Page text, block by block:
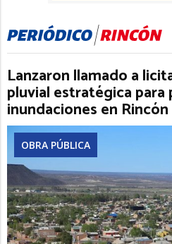
Lanzaron llamado a
pluvial estratégica para
inundaciones en Rincón
OBRA PÚBLICA